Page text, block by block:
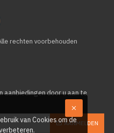
rechten voorbehouden
aanbiedingen door u aan te
AANMELDEN
van Cookies om de